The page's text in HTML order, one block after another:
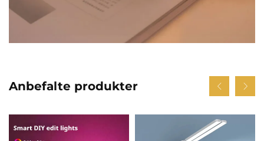
Anbefalte produkter